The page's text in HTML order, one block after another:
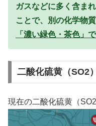
ガスなどに多く含ま
ことで、別の化学物
「濃い緑色・茶色」
二酸化硫黄（SO2
現在の二酸化硫黄（